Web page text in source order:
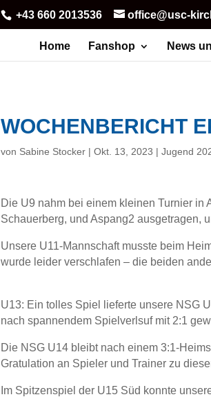
+43 660 2013536 office@usc-
Home Fanshop News
WOCHENBERICHT
von Sabine Stocker |Okt. 13, 2023 |Jugend
Die U9 nahm bei einem kleinen Turnier in
Schauerberg, und Aspang2 ausgetragen,
Unsere U11-Mannschaft musste beim
wurde leider verschlafen – die beiden
U13: Ein tolles Spiel lieferte unsere NSG
nach spannendem Spielverlsuf mit 2:1
Die NSG U14 bleibt nach einem 3:1-
Gratulation an Spieler und Trainer zu
Im Spitzenspiel der U15 Süd konnte